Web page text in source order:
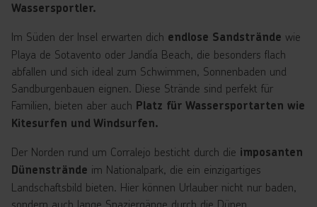
Wassersportler.
Im Süden der Insel erwarten dich endlose Sandstrände wie
Playa de Sotavento oder Jandía Beach, die besonders flach
abfallen und sich ideal zum Schwimmen, Sonnenbaden und
Sandburgenbauen eignen. Diese Strände sind perfekt für
Familien, bieten aber auch Platz für Wassersportarten wie
Kitesurfen und Windsurfen.
Der Norden rund um Corralejo besticht durch die imposanten
Dünenstrände im Nationalpark, die ein einzigartiges
Landschaftsbild bieten. Hier können Urlauber nicht nur baden,
sondern auch lange Spaziergänge durch die Dünen